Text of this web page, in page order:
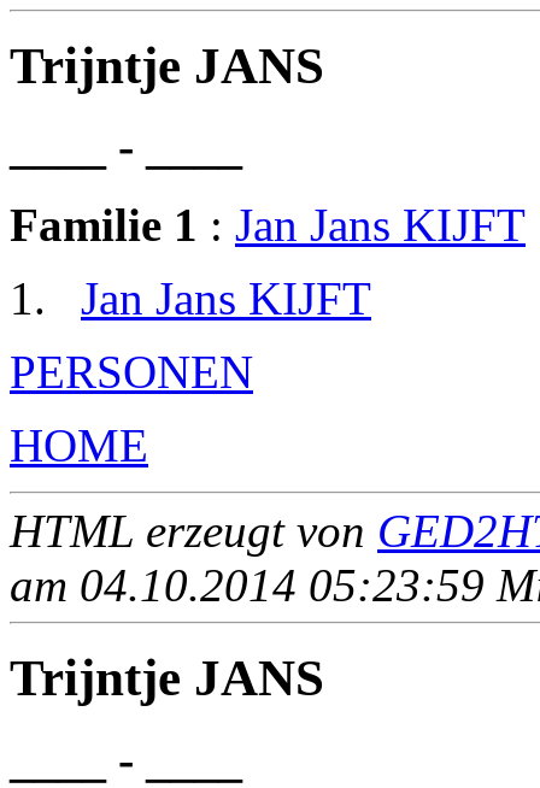
Trijntje JANS
____ - ____
Familie 1 : Jan Jans KIJFT
Jan Jans KIJFT
PERSONEN
HOME
HTML erzeugt von
am 04.10.2014 05:23:59
Trijntje JANS
____ - ____